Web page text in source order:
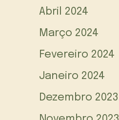
Abril 2024
Março 2024
Fevereiro 2024
Janeiro 2024
Dezembro 2023